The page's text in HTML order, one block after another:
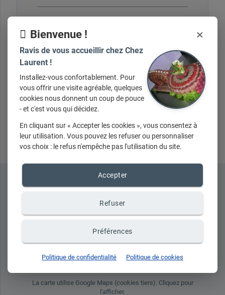
place
La carte utilise Google Maps (cookies tiers). Cliquez pour
l'afficher.
Bienvenue ! ×
Ravis de vous accueillir chez Chez
Laurent !
Installez-vous confortablement. Pour
vous offrir une visite agréable, quelques
cookies nous donnent un coup de pouce
- et c'est vous qui décidez.
En cliquant sur « Accepter les cookies », vous consentez à
leur utilisation. Vous pouvez les refuser ou personnaliser
vos choix : le refus n'empêche pas l'utilisation du site.
Accepter
Refuser
Préférences
Politique de confidentialité Politique de cookies